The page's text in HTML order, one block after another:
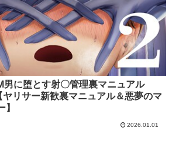
男に堕とす射〇管理裏マニュアル
ヤリサー新歓裏マニュアル＆悪夢のマ
2026.01.01